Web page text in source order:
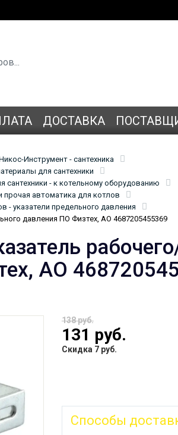
ДОСТАВКА
Инструмент - сантехника
для сантехники
- к котельному оборудованию
автоматика для котлов
- указатели предельного давления
давления ПО Физтех, АО 4687205455369
АО
138 руб.
131 руб.
Скидка 7 руб.
Способы